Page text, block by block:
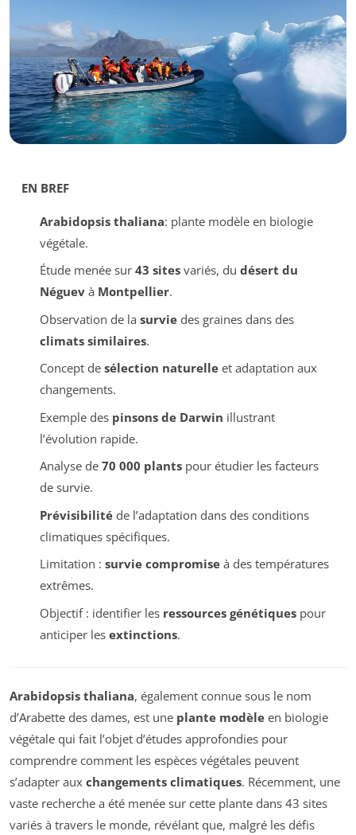
EN BREF
Arabidopsis thaliana: plante modèle en biologie
végétale.
Étude menée sur 43 sitesvariés, du désert du
Néguevà Montpellier.
Observation de la surviedes graines dans des
climats similaires.
Concept de sélection naturelleet adaptation aux
changements.
Exemple des pinsons de Darwin illustrant
l’évolution rapide.
Analyse de 70 000 plantspour étudier les facteurs
de survie.
Prévisibilitéde l’adaptation dans des conditions
climatiques spécifiques.
Limitation : survie compromiseà des températures
extrêmes.
Objectif : identifier les ressources génétiquespour
anticiper les extinctions.
Arabidopsis thaliana, également connue sous le nom
d’Arabette des dames, est une plante modèle en biologie
végétale qui fait l’objet d’études approfondies pour
comprendre comment les espèces végétales peuvent
s’adapter aux changements climatiques. Récemment, une
vaste recherche a été menée sur cette plante dans 43 sites
variés à travers le monde, révélant que, malgré les défis